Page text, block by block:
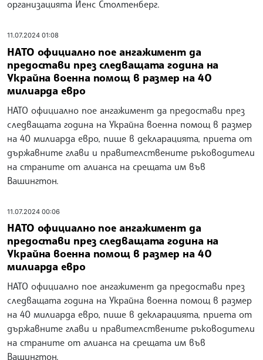
организацията Йенс Столтенберг.
11.07.2024 01:08
НАТО официално пое ангажимент да
предостави през следващата година на
Украйна военна помощ в размер на 40
милиарда евро
НАТО официално пое ангажимент да предостави през
следващата година на Украйна военна помощ в размер
на 40 милиарда евро, пише в декларацията, приета от
държавните глави и правителствените ръководители
на страните от алианса на срещата им във
Вашингтон.
11.07.2024 00:06
НАТО официално пое ангажимент да
предостави през следващата година на
Украйна военна помощ в размер на 40
милиарда евро
НАТО официално пое ангажимент да предостави през
следващата година на Украйна военна помощ в размер
на 40 милиарда евро, пише в декларацията, приета от
държавните глави и правителствените ръководители
на страните от алианса на срещата им във
Вашингтон.